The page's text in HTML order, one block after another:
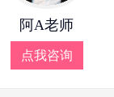
阿A老师
点我咨询